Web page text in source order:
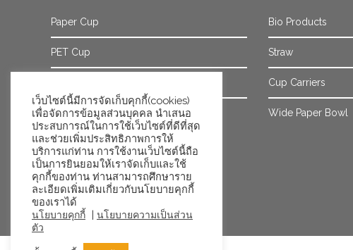
Paper Cup
PET Cup
Ice Cream Cup/Tub
Bio Products
Straw
Cup Carriers
Wide Paper Bowl
เว็บไซต์นี้มีการจัดเก็บคุกกี้(cookies)
เพื่อจัดการข้อมูลส่วนบุคคล นำเสนอ
ประสบการณ์ในการใช้เว็บไซต์ที่ดีที่สุด
และช่วยเพิ่มประสิทธิภาพการให้
บริการแก่ท่าน การใช้งานเว็บไซต์นี้ถือ
เป็นการยินยอมให้เราจัดเก็บและใช้
คุกกี้ของท่าน ท่านสามารถศึกษาราย
ละเอียดเพิ่มเติมเกี่ยวกับนโยบายคุกกี้
ของเราได้
นโยบายคุกกี้ | นโยบายความเป็นส่วน
ตัว